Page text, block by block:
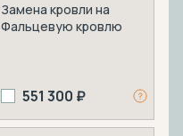
Замена кровли на
Фальцевую кровлю
551 300 ₽